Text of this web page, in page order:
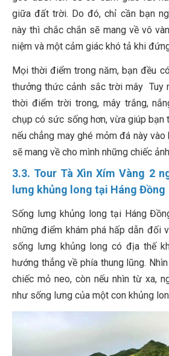
giữa đất trời. Do đó, chỉ cần bạn
này thì chắc chắn sẽ mang về vô
niệm và một cảm giác khó tả khi
Mọi thời điểm trong năm, bạn đều
thưởng thức cảnh sắc trời mây Tuy
thời điểm trời trong, mây trắng,
chụp có sức sống hơn, vừa giúp bạn
nếu chẳng may ghé mỏm đá này
sẽ mang về cho mình những chiếc
3.3. Tour Tà Xìn Xím Vàng 2
lưng khủng long tại Háng Đồng
Sống lưng khủng long tại Háng
những điểm khám phá hấp dẫn đối
sống lưng khủng long có địa thế
hướng thẳng về phía thung lũng.
chiếc mỏ neo, còn nếu nhìn từ xa,
như sống lưng của một con khủng